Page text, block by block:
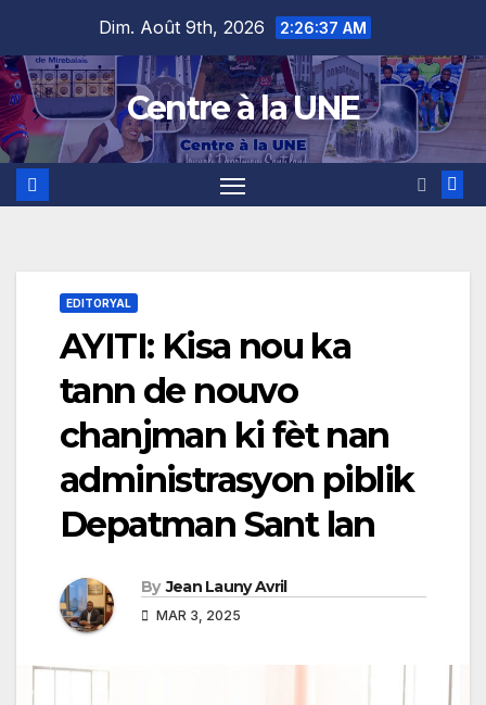
content
Dim. Août 9th, 2026 2:26:38 AM
Centre à la UNE
EDITORYAL
AYITI: Kisa nou ka
tann de nouvo
chanjman ki fèt nan
administrasyon piblik
Depatman Sant lan
By Jean Launy Avril
MAR 3, 2025